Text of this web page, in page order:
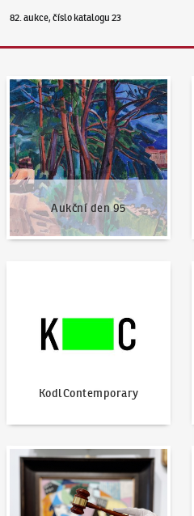
82. aukce, číslo katalogu 23
Aukční den 95
Aukční den 95
KodlContemporary
Jak dražit?